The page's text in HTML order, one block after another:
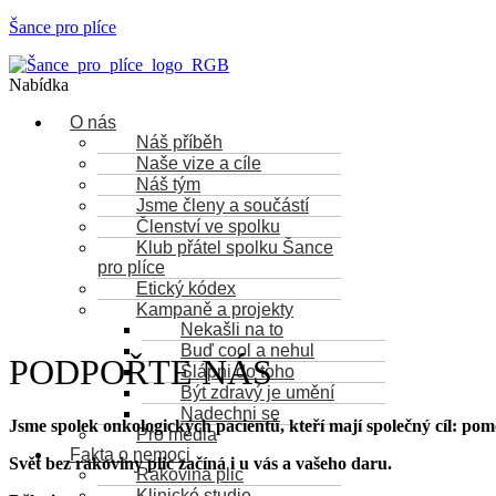
Šance pro plíce
Nabídka
O nás
Náš příběh
Naše vize a cíle
Náš tým
Jsme členy a součástí
Členství ve spolku
Klub přátel spolku Šance
pro plíce
Etický kódex
Kampaně a projekty
Nekašli na to
Buď cool a nehul
Šlápni do toho
Být zdravý je umění
Nadechni se
Pro média
Fakta o nemoci
Rakovina plic
PODPOŘTE NÁS
Jsme spolek onkologických pacientů, kteří mají společný cíl:
Svět bez rakoviny plic začíná i u vás a vašeho daru.